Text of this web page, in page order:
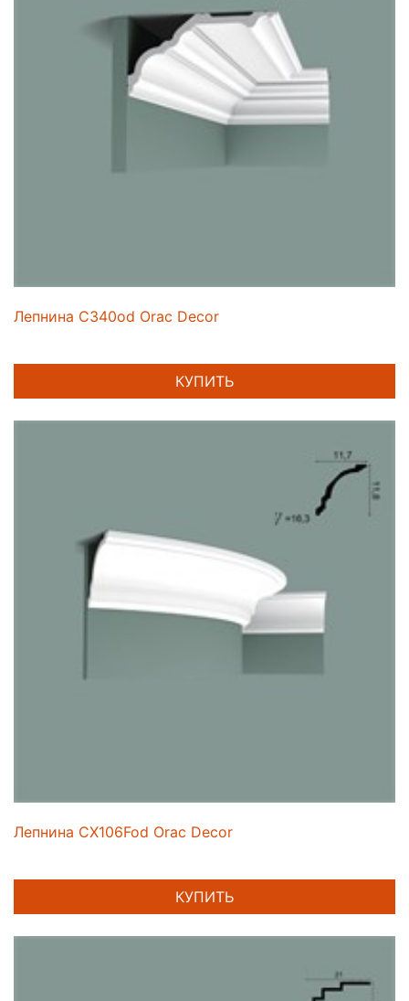
Лепнина C340od Orac Decor
КУПИТЬ
Лепнина CX106Fod Orac Decor
КУПИТЬ